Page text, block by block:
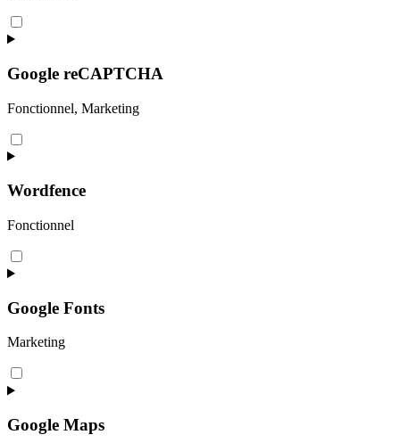
Consent
to
wordpress
Google reCAPTCHA
Fonctionnel, Marketing
Consent
to
google-
Wordfence
Fonctionnel
Consent
to
wordfence
Google Fonts
Marketing
Consent
to
google-
Google Maps